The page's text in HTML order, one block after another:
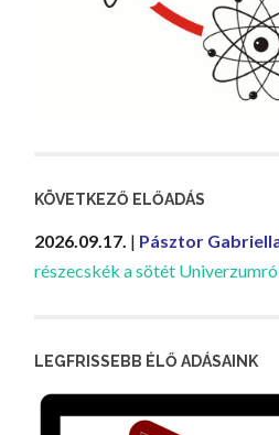
KÖVETKEZŐ ELŐADÁS
2026.09.17. | Pásztor
részecskék a sötét
LEGFRISSEBB ÉLŐ ADÁSAINK